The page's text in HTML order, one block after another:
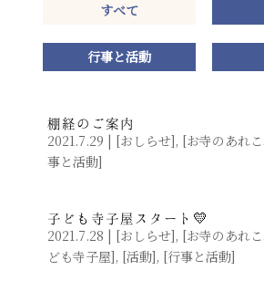
すべて
行事と活動
棚経のご案内
2021.7.29 | [おしらせ], [お寺のあれ
事と活動]
子ども寺子屋スタート💛
2021.7.28 | [おしらせ], [お寺のあれ
ども寺子屋], [活動], [行事と活動]